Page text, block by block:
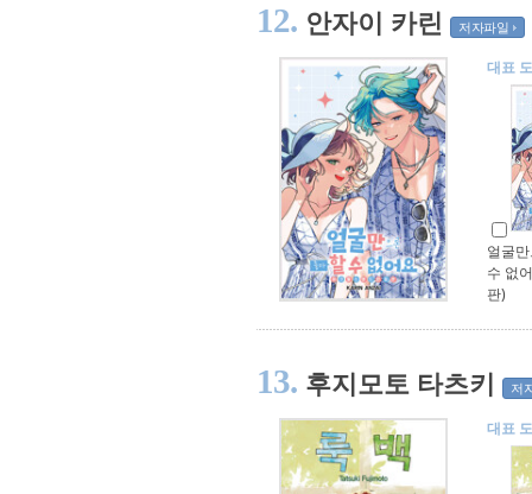
12. 안자이 카린 저자파일
대표
얼굴
수 없
판)
13. 후지모토 타츠키 저
대표